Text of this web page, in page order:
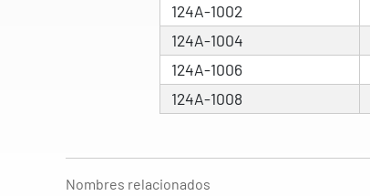
124A-1002
124A-1004
124A-1006
124A-1008
Nombres relacionados